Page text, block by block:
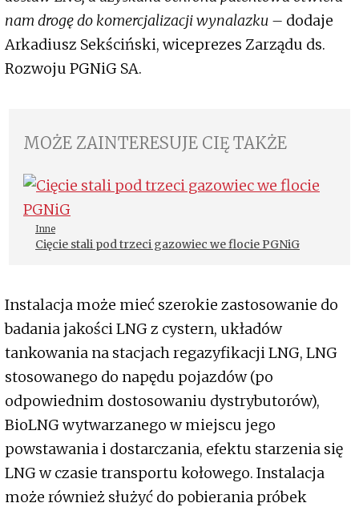
nam drogę do komercjalizacji wynalazku – dodaje
Arkadiusz Sekściński, wiceprezes Zarządu ds.
Rozwoju PGNiG SA.
MOŻE ZAINTERESUJE CIĘ TAKŻE
Inne
Cięcie stali pod trzeci gazowiec we flocie PGNiG
Instalacja może mieć szerokie zastosowanie do
badania jakości LNG z cystern, układów
tankowania na stacjach regazyfikacji LNG, LNG
stosowanego do napędu pojazdów (po
odpowiednim dostosowaniu dystrybutorów),
BioLNG wytwarzanego w miejscu jego
powstawania i dostarczania, efektu starzenia się
LNG w czasie transportu kołowego. Instalacja
może również służyć do pobierania próbek